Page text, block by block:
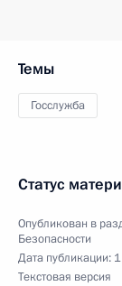
Темы
Госслужба
Статус
Опубликован в
Безопасности
Дата публикации:
Текстовая версия